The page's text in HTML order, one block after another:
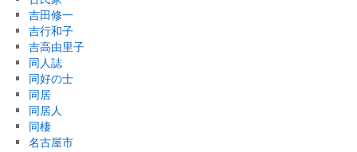
吉田修一
吉行和子
吉高由里子
同人誌
同好の士
同居
同居人
同棲
名古屋市